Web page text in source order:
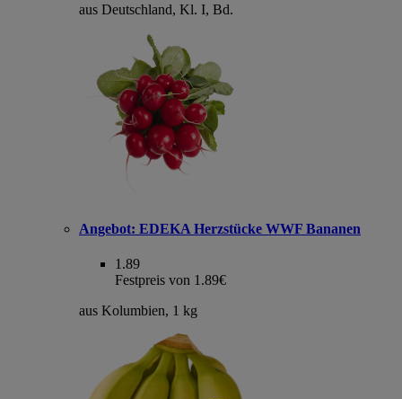
aus Deutschland, Kl. I, Bd.
Angebot: EDEKA Herzstücke WWF Bananen
1.89
Festpreis von 1.89€
aus Kolumbien, 1 kg